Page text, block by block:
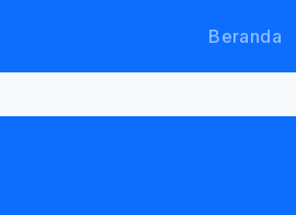
Beranda